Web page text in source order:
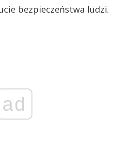
bezpieczeństwa ludzi.
ad